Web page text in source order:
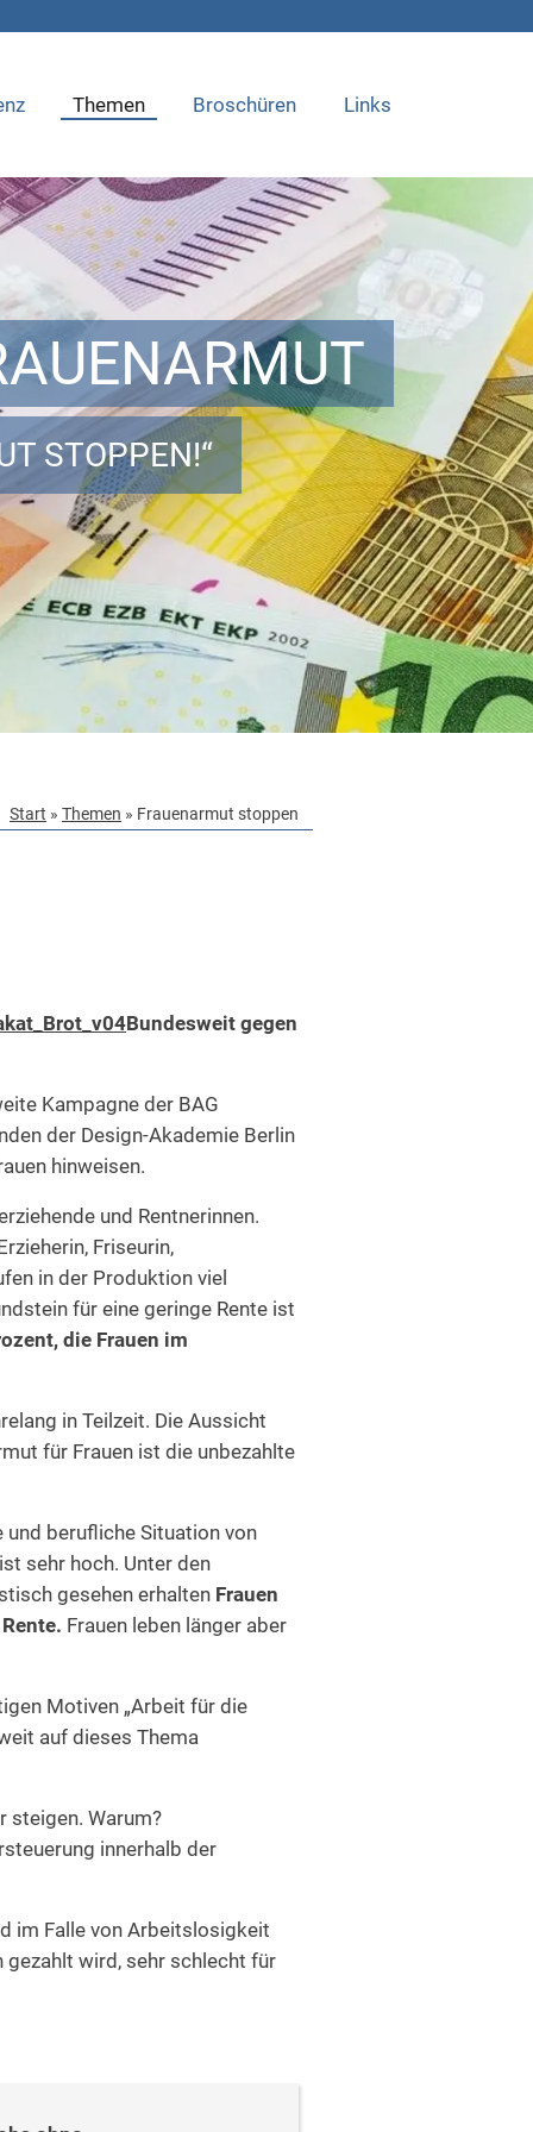
Themen Broschüren Links
STOPPEN!“
Start » Themen » Frauenarmut stoppen
Bundesweit gegen
Kampagne der BAG
der Design-Akademie Berlin
hinweisen.
und Rentnerinnen.
Friseurin,
in der Produktion viel
für eine geringe Rente ist
die Frauen im
in Teilzeit. Die Aussicht
für Frauen ist die unbezahlte
und berufliche Situation von
sehr hoch. Unter den
gesehen erhalten Frauen
Frauen leben länger aber
Motiven „Arbeit für die
auf dieses Thema
steigen. Warum?
innerhalb der
im Falle von Arbeitslosigkeit
wird, sehr schlecht für